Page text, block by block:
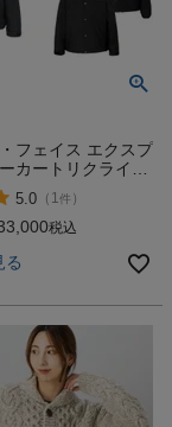
フェイス エクスプ
カートリクライメ
ト THE NORTH
Parka Triclimate
5.0 （ 1件 ）
税込
る